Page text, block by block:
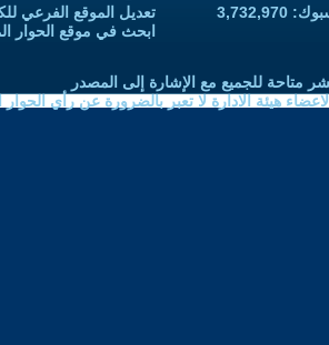
تعديل الموقع الفرعي
ابحث في موقع الحوار
متاحة للجميع مع الإشارة إلى المصدر
هيئة الادارة لا تعبر بالضرورة عن رأي الحوار